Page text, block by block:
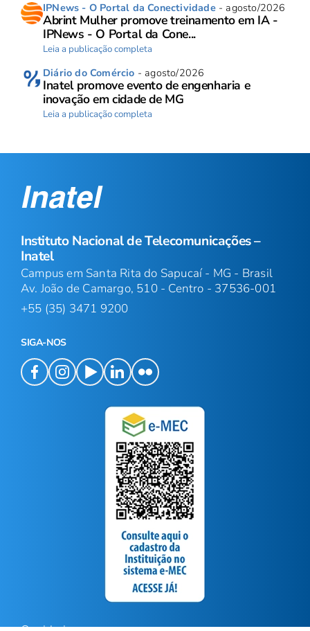
IPNews - O Portal da Conectividade- agosto/2026
Abrint Mulher promove treinamento em IA -
IPNews - O Portal da Cone...
Leia a publicação completa
Diário do Comércio - agosto/2026
Inatel promove evento de engenharia e
inovação em cidade de MG
Leia a publicação completa
Instituto Nacional de Telecomunicações –
Inatel
Campus em Santa Rita do Sapucaí - MG - Brasil
Av. João de Camargo, 510 - Centro - 37536-001
+55 (35) 3471 9200
SIGA-NOS